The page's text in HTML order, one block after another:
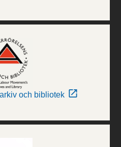
och bibliotek